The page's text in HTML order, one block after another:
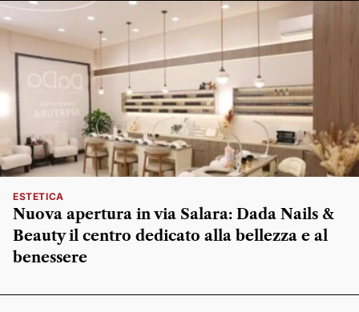
ESTETICA
Nuova apertura in via Salara: Dada Nails &
Beauty il centro dedicato alla bellezza e al
benessere